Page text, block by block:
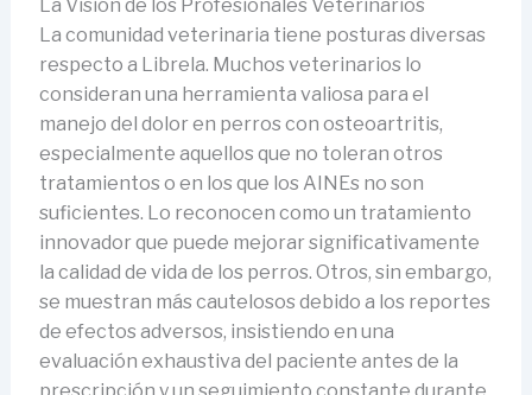
La Visión de los Profesionales Veterinarios
La comunidad veterinaria tiene posturas diversas
respecto a Librela. Muchos veterinarios lo
consideran una herramienta valiosa para el
manejo del dolor en perros con osteoartritis,
especialmente aquellos que no toleran otros
tratamientos o en los que los AINEs no son
suficientes. Lo reconocen como un tratamiento
innovador que puede mejorar significativamente
la calidad de vida de los perros. Otros, sin embargo,
se muestran más cautelosos debido a los reportes
de efectos adversos, insistiendo en una
evaluación exhaustiva del paciente antes de la